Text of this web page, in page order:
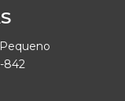
842